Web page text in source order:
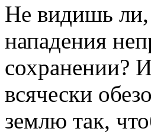
Не видишь
нападения
сохранении?
всячески
землю так,